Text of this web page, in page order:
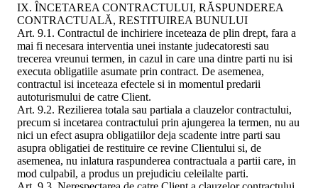
IX. ÎNCETAREA CONTRACTULUI, RĂSPUNDEREA
CONTRACTUALĂ, RESTITUIREA BUNULUI
Art. 9.1. Contractul de inchiriere inceteaza de plin drept, fara a
mai fi necesara interventia unei instante judecatoresti sau
trecerea vreunui termen, in cazul in care una dintre parti nu isi
executa obligatiile asumate prin contract. De asemenea,
contractul isi inceteaza efectele si in momentul predarii
autoturismului de catre Client.
Art. 9.2. Rezilierea totala sau partiala a clauzelor contractului,
precum si incetarea contractului prin ajungerea la termen, nu au
nici un efect asupra obligatiilor deja scadente intre parti sau
asupra obligatiei de restituire ce revine Clientului si, de
asemenea, nu inlatura raspunderea contractuala a partii care, in
mod culpabil, a produs un prejudiciu celeilalte parti.